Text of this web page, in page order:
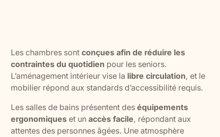
Les chambres sontconçues afin de réduire les
contraintes du quotidien pour les seniors.
L’aménagement intérieur vise la libre circulation, et le
mobilier répond aux standards d’accessibilité requis.
Les salles de bains présentent deséquipements
ergonomiques et unaccès facile, répondant aux
attentes des personnes âgées. Une atmosphère